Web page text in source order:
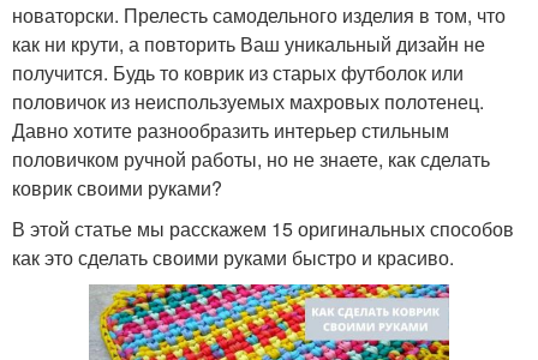
новаторски. Прелесть самодельного изделия в том, что
как ни крути, а повторить Ваш уникальный дизайн не
получится. Будь то коврик из старых футболок или
половичок из неиспользуемых махровых полотенец.
Давно хотите разнообразить интерьер стильным
половичком ручной работы, но не знаете, как сделать
коврик своими руками?
В этой статье мы расскажем 15 оригинальных способов
как это сделать своими руками быстро и красиво.